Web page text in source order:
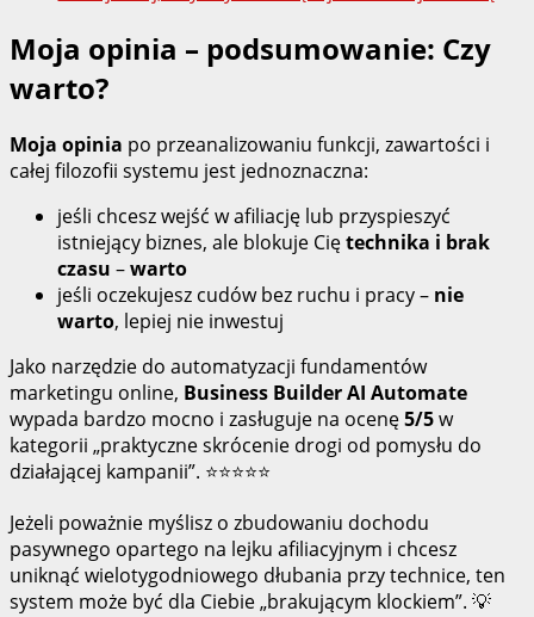
Moja opinia – podsumowanie: Czy
warto?
Moja opinia po przeanalizowaniu funkcji, zawartości i
całej filozofii systemu jest jednoznaczna:
jeśli chcesz wejść w afiliację lub przyspieszyć
istniejący biznes, ale blokuje Ciętechnika i brak
czasu –warto
jeśli oczekujesz cudów bez ruchu i pracy – nie
warto, lepiej nie inwestuj
Jako narzędzie do automatyzacji fundamentów
marketingu online, Business Builder AI Automate
wypada bardzo mocno i zasługuje na ocenę5/5w
kategorii „praktyczne skrócenie drogi od pomysłu do
działającej kampanii”. ⭐⭐⭐⭐⭐
Jeżeli poważnie myślisz o zbudowaniu dochodu
pasywnego opartego na lejku afiliacyjnym i chcesz
uniknąć wielotygodniowego dłubania przy technice, ten
system może być dla Ciebie „brakującym klockiem”. 💡